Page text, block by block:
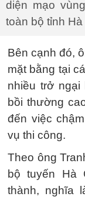
diện mạo
toàn bộ tỉnh Hà
Bên cạnh đó,
mặt bằng tại
nhiều trở
bồi thường
đến việc
vụ thi công.
Theo ông
bộ tuyến Hà
thành, nghĩa